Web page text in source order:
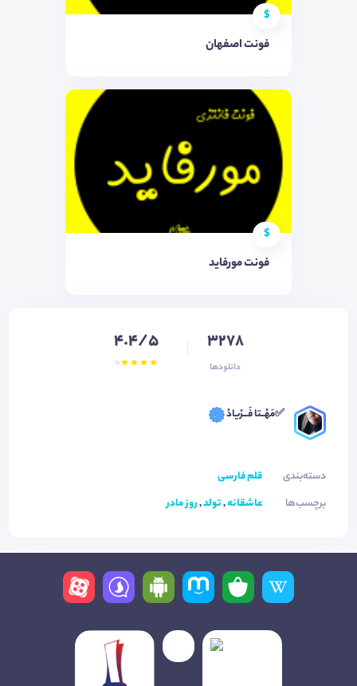
$
فونت اصفهان
$
فونت مورفاید
3278
دانلودها
4.4/5
✅مَهْــتا فَـــرْیادْ
دسته‌بندی
قلم فارسی
برچسب‌ها
عاشقانه,تولد,روز مادر